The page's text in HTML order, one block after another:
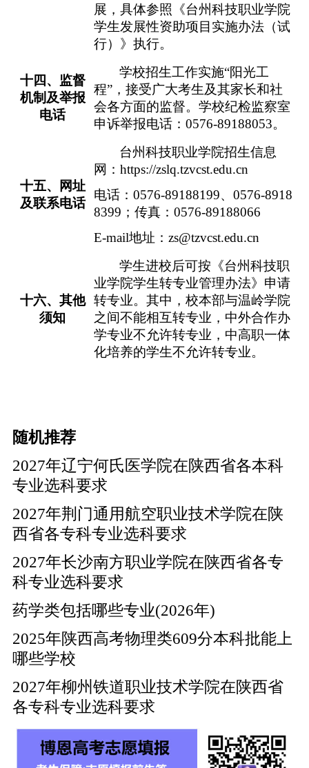
展， 具体参照《台州科技职业学院
学生发展性资助项目实施办法（试
行）》执行。
十四 、监督
机制及举报
电话
学校招生工作实施“阳光工
程”，接受广大考生及其家长和社
会各方面的监督。学校纪检监察室
申诉举报电话： 0576-89188053。
十五、网址
及联系电话
台州科技职业学院招生信息
网： https://zslq.tzvcst.edu.cn
电话： 0576-89188199、 0576-8918
8399 ；传真： 0576-89188066
E-mail地址： zs@tzvcst.edu.cn
十六、其他
须知
学生进校后可按《台州科技职
业学院学生转专业管理办法》申请
转专业。 其中， 校本部与温岭学院
之间不能相互转专业 ， 中外合作办
学专业不允许转专业 ， 中高职一体
化培养的学生不允许转专业。
随机推荐
2027年辽宁何氏医学院在陕西省各本科
专业选科要求
2027年荆门通用航空职业技术学院在陕
西省各专科专业选科要求
2027年长沙南方职业学院在陕西省各专
科专业选科要求
药学类包括哪些专业(2026年)
2025年陕西高考物理类609分本科批能上
哪些学校
2027年柳州铁道职业技术学院在陕西省
各专科专业选科要求